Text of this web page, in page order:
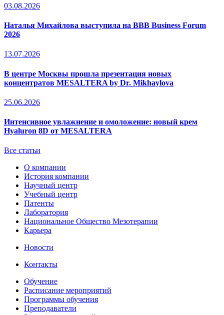
03.08.2026
Наталья Михайлова выступила на BBB Business Forum
2026
13.07.2026
В центре Москвы прошла презентация новых
концентратов MESALTERA by Dr. Mikhaylova
25.06.2026
Интенсивное увлажнение и омоложение: новый крем
Hyaluron 8D от MESALTERA
Все статьи
О компании
История компании
Научный центр
Учебный центр
Патенты
Лаборатория
Национальное Общество Мезотерапии
Карьера
Новости
Контакты
Обучение
Расписание мероприятий
Программы обучения
Преподаватели